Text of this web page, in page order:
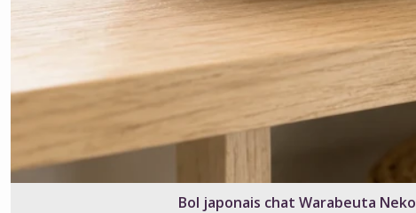
Bol japonais chat Warabeuta Neko